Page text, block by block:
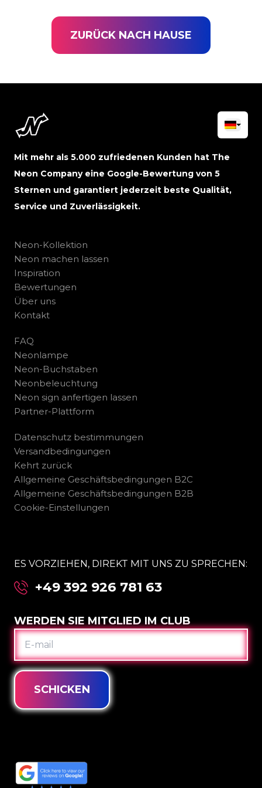
ZURÜCK NACH HAUSE
Mit mehr als 5.000 zufriedenen Kunden hat The
Neon Company eine Google-Bewertung von 5
Sternen und garantiert jederzeit beste Qualität,
Service und Zuverlässigkeit.
Neon-Kollektion
Neon machen lassen
Inspiration
Bewertungen
Über uns
Kontakt
FAQ
Neonlampe
Neon-Buchstaben
Neonbeleuchtung
Neon sign anfertigen lassen
Partner-Plattform
Datenschutz bestimmungen
Versandbedingungen
Kehrt zurück
Allgemeine Geschäftsbedingungen B2C
Allgemeine Geschäftsbedingungen B2B
Cookie-Einstellungen
ES VORZIEHEN, DIREKT MIT UNS ZU SPRECHEN:
+49 392 926 781 63
WERDEN SIE MITGLIED IM CLUB
E-
MAIL
SCHICKEN